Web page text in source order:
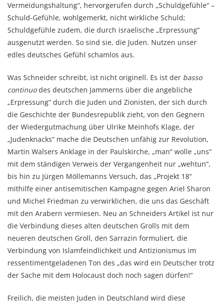
Vermeidungshaltung“, hervorgerufen durch „Schuldgefühle“ –
Schuld-Gefühle, wohlgemerkt, nicht wirkliche Schuld;
Schuldgefühle zudem, die durch israelische „Erpressung“
ausgenutzt werden. So sind sie, die Juden. Nutzen unser
edles deutsches Gefühl schamlos aus.
Was Schneider schreibt, ist nicht originell. Es ist der basso
continuodes deutschen Jammerns über die angebliche
„Erpressung“ durch die Juden und Zionisten, der sich durch
die Geschichte der Bundesrepublik zieht, von den Gegnern
der Wiedergutmachung über Ulrike Meinhofs Klage, der
„Judenknacks“ mache die Deutschen unfähig zur Revolution,
Martin Walsers Anklage in der Paulskirche, „man“ wolle „uns“
mit dem ständigen Verweis der Vergangenheit nur „wehtun“,
bis hin zu Jürgen Möllemanns Versuch, das „Projekt 18“
mithilfe einer antisemitischen Kampagne gegen Ariel Sharon
und Michel Friedman zu verwirklichen, die uns das Geschäft
mit den Arabern vermiesen. Neu an Schneiders Artikel ist nur
die Verbindung dieses alten deutschen Grolls mit dem
neueren deutschen Groll, den Sarrazin formuliert, die
Verbindung von Islamfeindlichkeit und Antizionismus im
ressentimentgeladenen Ton des „das wird ein Deutscher trotz
der Sache mit dem Holocaust doch noch sagen dürfen!“
Freilich, die meisten Juden in Deutschland wird diese